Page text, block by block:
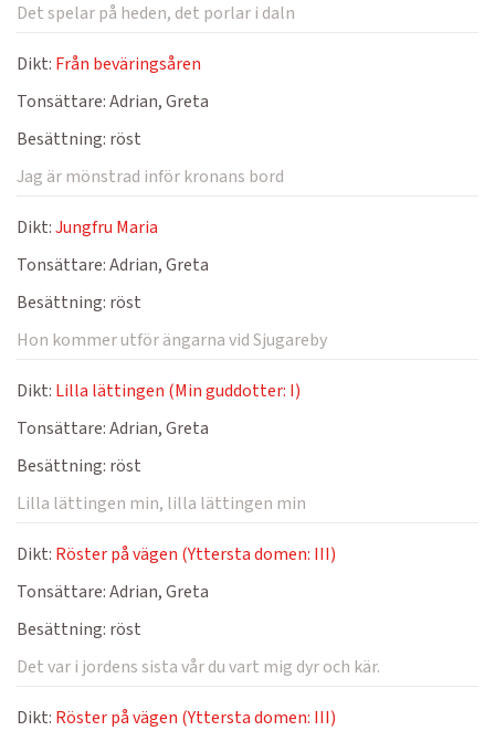
Det spelar på heden, det porlar i daln
Dikt: Från beväringsåren
Tonsättare:Adrian, Greta
Besättning: röst
Jag är mönstrad inför kronans bord
Dikt:Jungfru Maria
Tonsättare:Adrian, Greta
Besättning: röst
Hon kommer utför ängarna vid Sjugareby
Dikt: Lilla lättingen (Min guddotter: I)
Tonsättare:Adrian, Greta
Besättning: röst
Lilla lättingen min, lilla lättingen min
Dikt: Röster på vägen (Yttersta domen: III)
Tonsättare:Adrian, Greta
Besättning: röst
Det var i jordens sista vår du vart mig dyr och kär.
Dikt: Röster på vägen (Yttersta domen: III)